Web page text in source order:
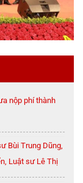
nộp phí thành
Bùi Trung Dũng,
Luật sư Lê Thị